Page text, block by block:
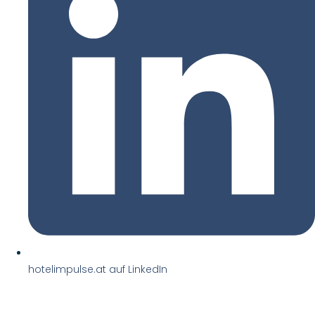
hotelimpulse.at auf LinkedIn